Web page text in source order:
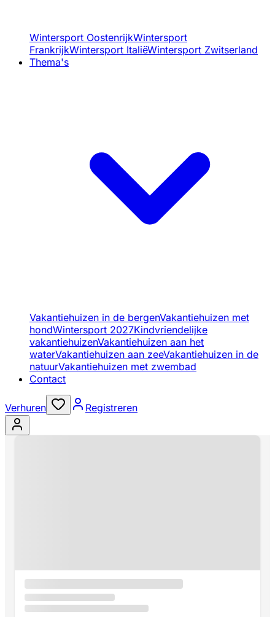
Wintersport OostenrijkWintersport
FrankrijkWintersport ItaliëWintersport Zwitserland
Thema's
Vakantiehuizen in de bergenVakantiehuizen met
hondWintersport 2027Kindvriendelijke
vakantiehuizenVakantiehuizen aan het
waterVakantiehuizen aan zeeVakantiehuizen in de
natuurVakantiehuizen met zwembad
Contact
Verhuren Registreren